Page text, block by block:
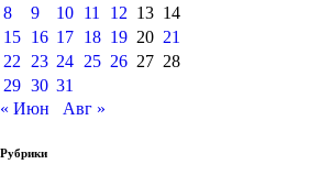
8
9 10 11 12 13 14
15 16 17 18 19 20 21
22
23 24 25 26 27 28
29 30 31
« Июн
Авг »
Рубрики